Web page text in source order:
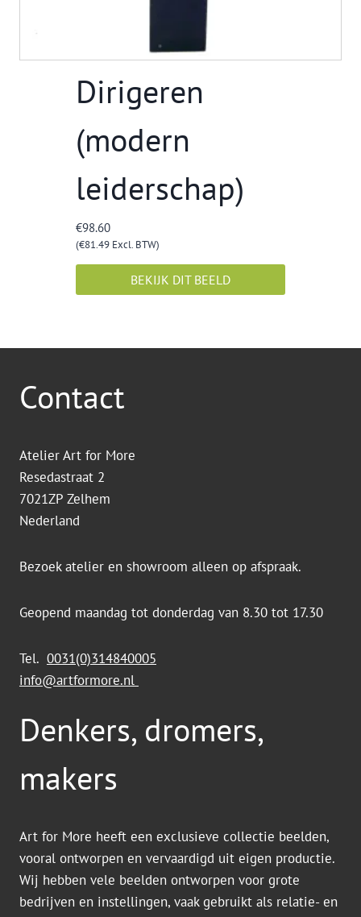
Dirigeren
(modern
leiderschap)
€98.60
(€81.49 Excl. BTW)
BEKIJK DIT BEELD
Contact
Atelier Art for More
Resedastraat 2
7021ZP Zelhem
Nederland
Bezoek atelier en showroom alleen op afspraak.
Geopend maandag tot donderdag van 8.30 tot 17.30
Tel. 0031(0)314840005
info@artformore.nl
Denkers, dromers,
makers
Art for More heeft een exclusieve collectie beelden,
vooral ontworpen en vervaardigd uit eigen productie.
Wij hebben vele beelden ontworpen voor grote
bedrijven en instellingen, vaak gebruikt als relatie- en